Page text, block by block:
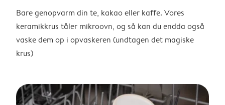
Bare genopvarm din te, kakao eller kaffe. Vores
keramikkrus tåler mikroovn, og så kan du endda også
vaske dem op i opvaskeren (undtagen det magiske
krus)